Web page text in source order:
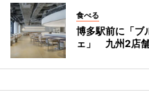
食べる
博多駅前に「ブ
ェ」 九州2店